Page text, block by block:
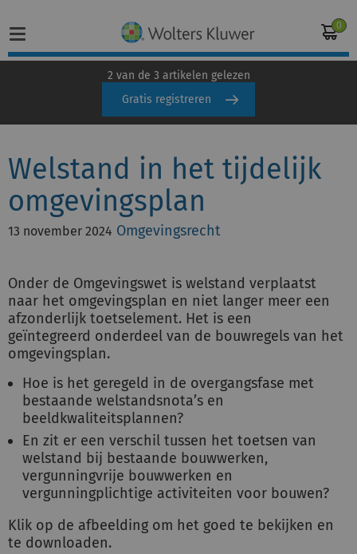
0
Home
Vakgebieden
Actueel
Opleidingen
Juridisch advies
Inloggen op de kennisbank
Inloggen
Registreren
2 van de 3 artikelen gelezen
Gratis registreren
Welstand in het tijdelijk
omgevingsplan
13 november 2024 Omgevingsrecht
Onder de Omgevingswet is welstand verplaatst
naar het omgevingsplan en niet langer meer een
afzonderlijk toetselement. Het is een
geïntegreerd onderdeel van de bouwregels van het
omgevingsplan.
Hoe is het geregeld in de overgangsfase met
bestaande welstandsnota’s en
beeldkwaliteitsplannen?
En zit er een verschil tussen het toetsen van
welstand bij bestaande bouwwerken,
vergunningvrije bouwwerken en
vergunningplichtige activiteiten voor bouwen?
Klik op de afbeelding om het goed te bekijken en
te downloaden.